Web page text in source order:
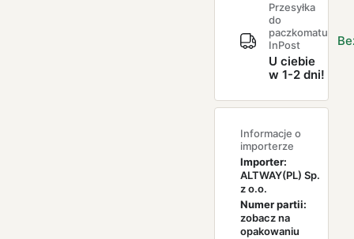
Przesyłka
do
paczkomatu
InPost
U ciebie
w 1-2 dni!
Informacje o
importerze
Importer:
ALTWAY(PL) Sp.
z o.o.
Numer partii:
zobacz na
opakowaniu